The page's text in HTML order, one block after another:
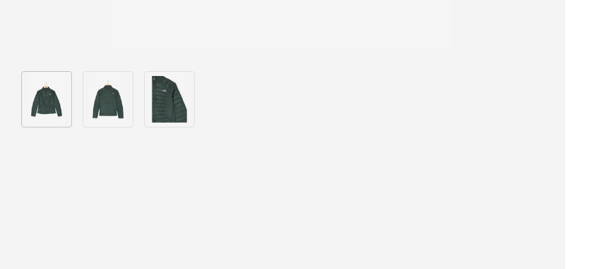
Bild 1 in Galerieansicht laden